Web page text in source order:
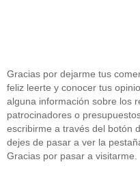
Gracias por dejarme tus
feliz leerte y conocer tus
alguna información sobre los
patrocinadores o
escribirme a través del botón
dejes de pasar a ver la
Gracias por pasar a visitarme.